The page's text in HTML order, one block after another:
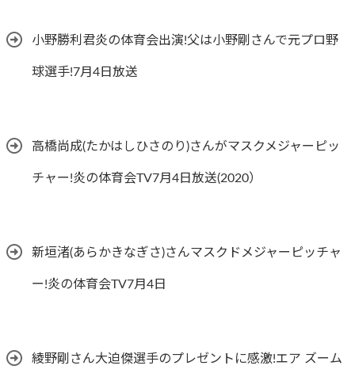
小野勝利君炎の体育会出演!父は小野剛さんで元プロ野
球選手!7月4日放送
高橋尚成(たかはしひさのり)さんがマスクメジャーピッ
チャー!炎の体育会TV7月4日放送(2020）
新垣渚(あらかきなぎさ)さんマスクドメジャーピッチャ
ー!炎の体育会TV7月4日
綾野剛さん大迫傑選手のプレゼントに感激!エア ズーム